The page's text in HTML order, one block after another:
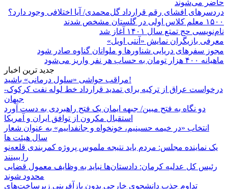
حاضر می‌شوند
دردسرهای افشای رقم قرارداد گل‌محمدی/ آیا اختلافی وجود دارد؟
۱۵۰۰ معلم کلاس اولی در گلستان مشخص شدند
نام‌نویسی حج تمتع سال ۱۴۰۱ آغاز شد
معرفی بازیگران نمایش «آنتی اویل»
مجوز سفرهای دریایی شناورها و ملوانان گناوه صادر شود
ماهیانه ۴۰۰ هزار تومان به حساب هر نفر واریز می‌شود
جدید ترین اخبار
مراقب حواشی «سلول درمانی» باشید!
درخواست عراق از ترکیه برای تمدید قرارداد خط لوله نفت کرکوک-
جیهان
دو نگاه به فتح مبین/ جبهه ایمان یک فتح راهبردی به دست آورد
استقبال مکرون از توافق ایران و آمریکا
انتخاب «در خیمه حسینیم، خونخواه و جانفداییم» به عنوان شعار
سال هیئت ها
یک نماینده مجلس: مردم باید نتیجه ملموس پروژه کمربندی قلعه‌نو
را ببینند
رئیس کل عدلیه کرمان: دادستان‌ها نباید به وظایف معمول قضایی
محدود شوند
تداوم جذب دانشجوی خارجی بدون بازآفرینی زیرساخت‌های